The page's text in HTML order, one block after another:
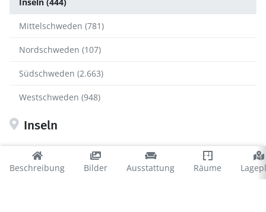
Beschreibung Bilder Ausstattung Räume
Mittelschweden (781)
Nordschweden (107)
Südschweden (2.663)
Westschweden (948)
Inseln
Gotland (155)
Öland (289)